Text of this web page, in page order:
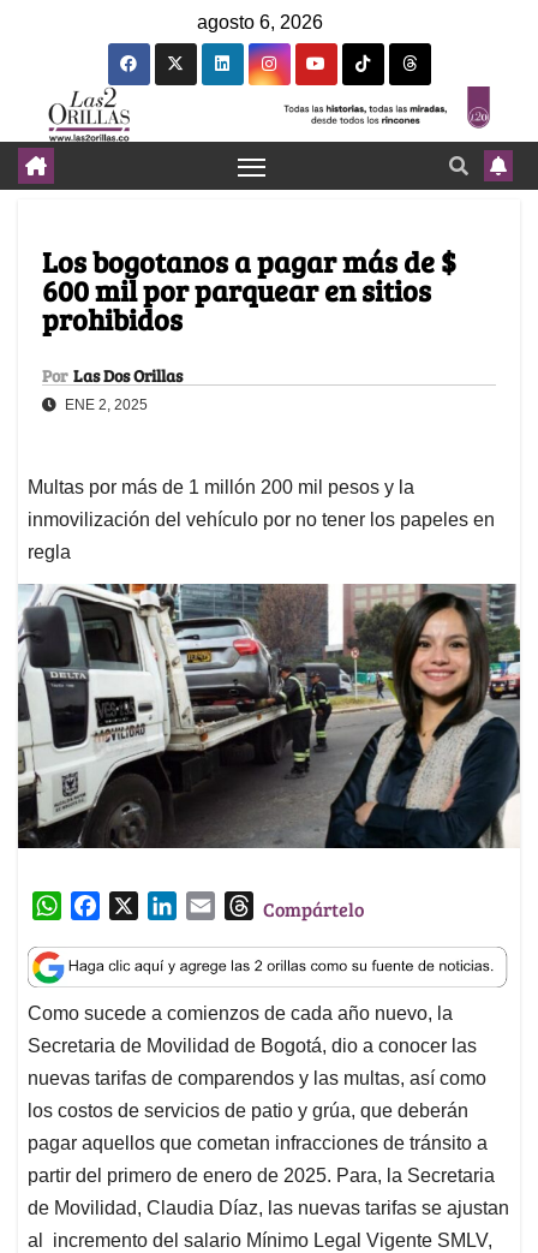
agosto 6, 2026
Los bogotanos a pagar más de $
600 mil por parquear en sitios
prohibidos
Por Las Dos Orillas
ENE 2, 2025
Multas por más de 1 millón 200 mil pesos y la
inmovilización del vehículo por no tener los papeles en
regla
W
a
t
s
A
p
p
c
e
b
o
o
k
n
k
e
d
I
n
a
i
l
T
r
e
a
d
s
Compártelo
Como sucede a comienzos de cada año nuevo, la
Secretaria de Movilidad de Bogotá, dio a conocer las
nuevas tarifas de comparendos y las multas, así como
los costos de servicios de patio y grúa, que deberán
pagar aquellos que cometan infracciones de tránsito a
partir del primero de enero de 2025. Para, la Secretaria
de Movilidad, Claudia Díaz, las nuevas tarifas se ajustan
al incremento del salario Mínimo Legal Vigente SMLV,